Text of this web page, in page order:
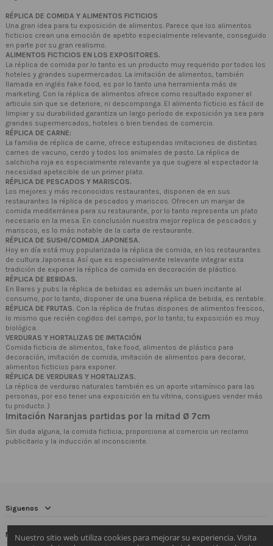
RÉPLICA DE COMIDA Y ALIMENTOS FICTICIOS
Una gran idea para tu exposición de alimentos. Parece que los alimentos
ficticios crean una emoción de apetito especialmente relevante, conseguido
en parte por su gran realismo.
ALIMENTOS FICTICIOS EN LOS EXPOSITORES.
La réplica de comida por lo tanto es un producto muy requerido por todos los
hoteles y grandes supermercados. La imitación de alimentos, también
llamada en inglés fake food, es por lo tanto una herramienta más de
marketing. Con la réplica de alimentos ofrece como resultado exponer el
articulo sin que se deteriore, ni descomponga. El alimento ficticio es fácil de
limpiar y su durabilidad garantiza un largo período de exposición ya sea para
grandes supermercados, hoteles o bien tiendas de comercio.
RÉPLICA DE CARNE:
La familia de réplica de carne, ofrece estupendas imitaciones de distintas
carnes de vacuno, cerdo y todos los animales de pasto. La réplica de
salchicha roja es especialmente relevante ya que sugiere al espectador la
necesidad apetecible de un primer plato.
RÉPLICA DE PESCADOS Y MARISCOS.
Los mejores y más reconocidos restaurantes, disponen de en sus
restaurantes la réplica de pescados y mariscos. Ofrecen un manjar de
comida mediterránea para su restaurante, por lo tanto representa un plato
necesario en la mesa. En conclusión nuestra mejor replica de pescados y
mariscos, es lo más notable de la carta de restaurante.
RÉPLICA DE SUSHI/COMIDA JAPONESA.
Hoy en día está muy popularizada la réplica de comida, en los restaurantes
de cultura Japonesa. Así que es especialmente relevante integrar esta
tradición de exponer la réplica de comida en decoración de plástico.
RÉPLICA DE BEBIDAS.
En Bares y pubs la réplica de bebidas es además un buen incitante al
consumo, por lo tanto, disponer de una buena réplica de bebida, es rentable.
RÉPLICA DE FRUTAS. Con la réplica de frutas dispones de alimentos frescos,
lo mismo que recién cogidos del campo, por lo tanto, tu exposición es muy
biológica.
VERDURAS Y HORTALIZAS DE IMITACIÓN
Comida ficticia de alimentos, fake food, alimentos de plástico para
decoración, imitación de comida, imitación de alimentos para decorar,
alimentos ficticios para exponer.
RÉPLICA DE VERDURAS Y HORTALIZAS.
La réplica de verduras naturales también es un aporte vitamínico para las
personas, por eso tener una exposición en tu vitrina, consigues vender más
tu producto. )
Imitación Naranjas partidas por la mitad Ø 7cm
Sin duda alguna, la comida ficticia, proporciona al comercio un reclamo
publicitario y la inducción al inconsciente.
Siguenos
Newsletter
Nuestro sitio web utiliza cookies para mejorar su experiencia. Visita